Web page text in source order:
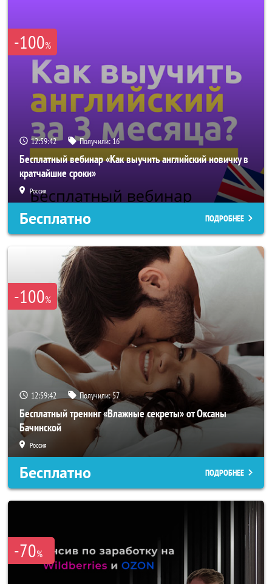
-100%
12:59:39 Получили:16
Бесплатный вебинар «Как выучить английский новичку в
кратчайшие сроки»
Россия
Бесплатно ПОДРОБНЕЕ
-100%
12:59:39 Получили:57
Бесплатный тренинг «Влажные секреты» от Оксаны
Бачинской
Россия
Бесплатно ПОДРОБНЕЕ
-70%